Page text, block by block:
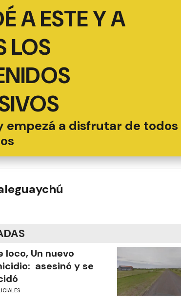
A ESTE Y A
LOS
empezá a disfrutar de todos
loco, Un nuevo
asesinó y se